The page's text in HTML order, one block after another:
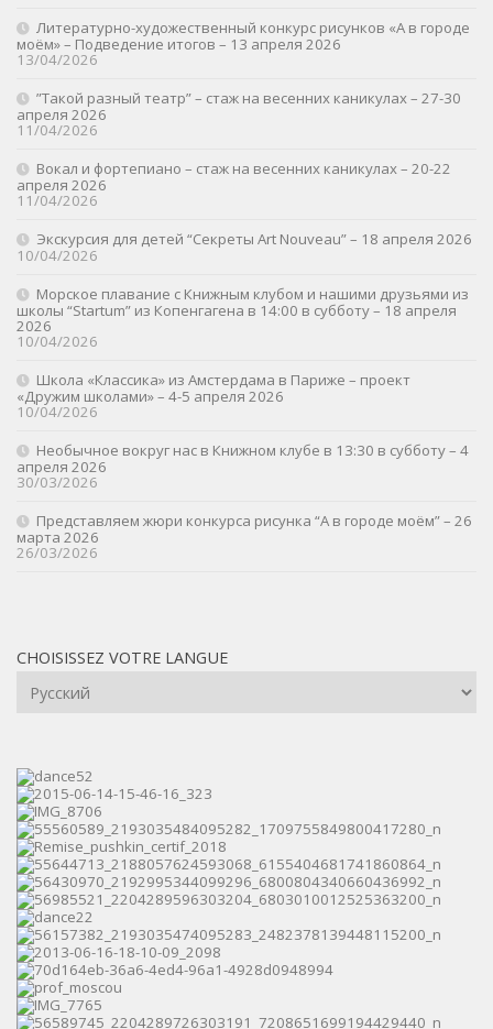
Литературно-художественный конкурс рисунков «А в городе
моём» – Подведение итогов – 13 апреля 2026
13/04/2026
”Такой разный театр” – стаж на весенних каникулах – 27-30
апреля 2026
11/04/2026
Вокал и фортепиано – стаж на весенних каникулах – 20-22
апреля 2026
11/04/2026
Экскурсия для детей “Секреты Art Nouveau” – 18 апреля 2026
10/04/2026
Морское плавание с Книжным клубом и нашими друзьями из
школы “Startum” из Копенгагена в 14:00 в субботу – 18 апреля
2026
10/04/2026
Школа «Классика» из Амстердама в Париже – проект
«Дружим школами» – 4-5 апреля 2026
10/04/2026
Необычное вокруг нас в Книжном клубе в 13:30 в субботу – 4
апреля 2026
30/03/2026
Представляем жюри конкурса рисунка “А в городе моём” – 26
марта 2026
26/03/2026
CHOISISSEZ VOTRE LANGUE